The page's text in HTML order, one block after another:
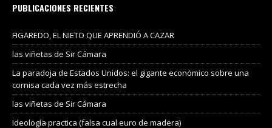
PUBLICACIONES RECIENTES
FIGAREDO, EL NIETO QUE APRENDIÓ A CAZAR
las viñetas de Sir Cámara
La paradoja de Estados Unidos: el gigante económico sobre una
cornisa cada vez más estrecha
las viñetas de Sir Cámara
Ideología practica (falsa cual euro de madera)